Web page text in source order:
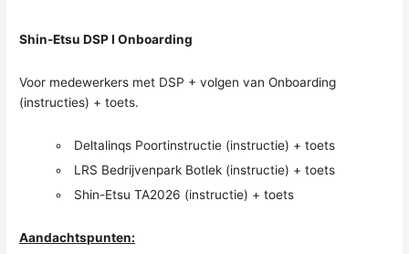
Shin-Etsu DSP I Onboarding
Voor medewerkers met DSP + volgen van Onboarding
(instructies) + toets.
Deltalinqs Poortinstructie (instructie) + toets
LRS Bedrijvenpark Botlek (instructie) + toets
Shin-Etsu TA2026 (instructie) + toets
Aandachtspunten: